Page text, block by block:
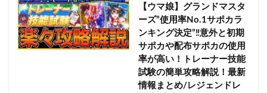
【ウマ娘】グランドマスタ
ーズ”使用率No.1サポカラ
ンキング決定”‼意外と初期
サポカや配布サポカの使用
率が高い！トレーナー技能
試験の簡単攻略解説！最新
情報まとめ/レジェンドレ